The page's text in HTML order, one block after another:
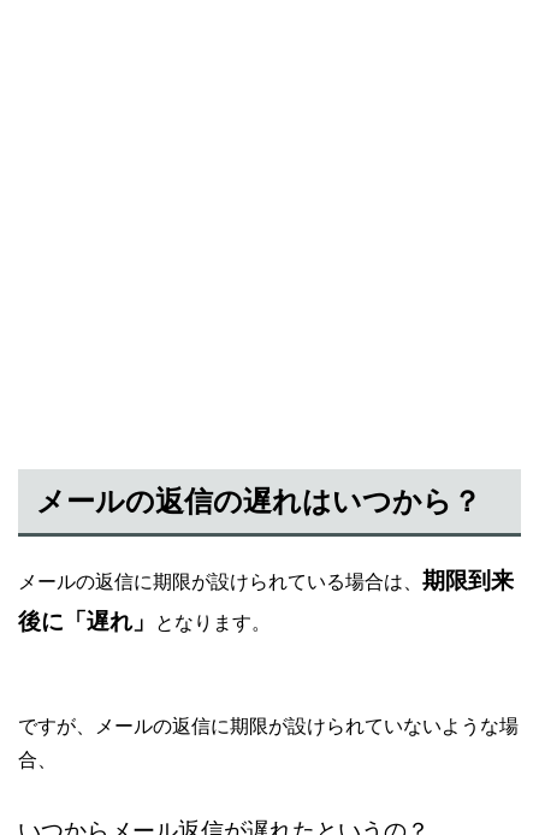
メールの返信の遅れはいつから？
メールの返信に期限が設けられている場合は、 期限到来
後に「遅れ」
となります。
ですが、メールの返信に期限が設けられていないような場
合、